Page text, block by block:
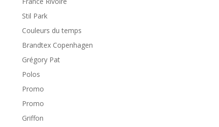
Stil Park
Couleurs du temps
Brandtex Copenhagen
Grégory Pat
Polos
Promo
Promo
Griffon